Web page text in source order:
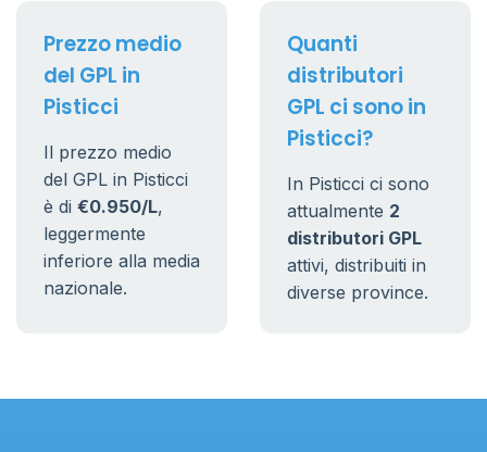
Prezzo medio
del GPL in
Pisticci
Il prezzo medio
del GPL in Pisticci
è di €0.950/L,
leggermente
inferiore alla media
nazionale.
Quanti
distributori
GPL ci sono in
Pisticci?
In Pisticci ci sono
attualmente 2
distributori GPL
attivi, distribuiti in
diverse province.